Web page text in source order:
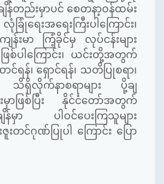
ချိန်တည်းမှာပင် စေတနာ့ဝန်ထမ်း
ရေးအရေးကြီးပါကြောင်း၊
းမာ ကြံ့ခိုင်မှ လုပ်ငန်းများ
ြစ်ပါကြောင်း၊ ယင်းတို့အတွက်
ရန်၊ ရှောင်ရန်၊ သတိပြုစရာ၊
သိရှိလိုက်နာစရာများ ပို့ချ
းမှာဖြစ်ပြီး နိုင်ငံတော်အတွက်
မှာ ပါဝင်ပေးကြသူများ
းတင်ဂုဏ်ပြုပါ ကြောင်း ပြော